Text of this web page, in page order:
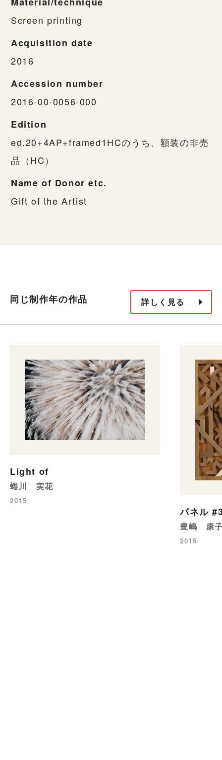
Screen printing
Acquisition date
2016
Accession number
2016-00-0056-000
Edition
ed.20+4AP+framed1HCのうち、額装の非売
品（HC）
Name of Donor etc.
Gift of the Artist
同じ制作年の作品 詳しく見る
Light of
蜷川 実花
2015
パネル
豊嶋 康
2015